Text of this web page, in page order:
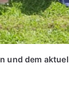
und dem